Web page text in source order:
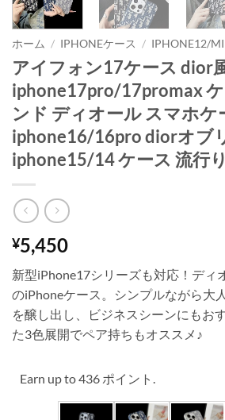
ホーム / IPHONEケース / IPHONE12/
アイフォン17ケース dior
iphone17pro/17promax
ンド ディオール スマホケ
iphone16/16pro diorオブ
iphone15/14 ケース 流行
¥5,450
新型iPhone17シリーズも対応！ディ
のiPhoneケース。シンプルながら大
を醸し出し、ビジネスシーンにもお
た3色展開でペア持ちもオススメ♪
Earn up to 436 ポイント.